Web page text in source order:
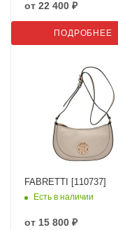
от 22 400 ₽
ПОДРОБНЕЕ
FABRETTI [110737]
Есть в наличии
от 15 800 ₽